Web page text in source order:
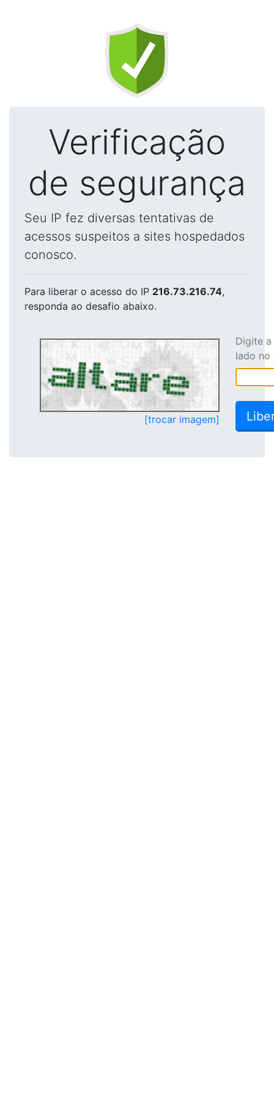
Verificação
de segurança
Seu IP fez diversas tentativas de
acessos suspeitos a sites hospedados
conosco.
Para liberar o acesso do IP 216.73.216.74,
responda ao desafio abaixo.
[trocar imagem]
Digite
lado no